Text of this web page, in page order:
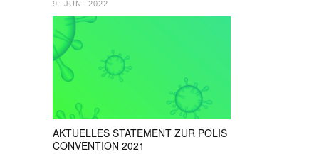
9. JUNI 2022
AKTUELLES STATEMENT ZUR POLIS
CONVENTION 2021